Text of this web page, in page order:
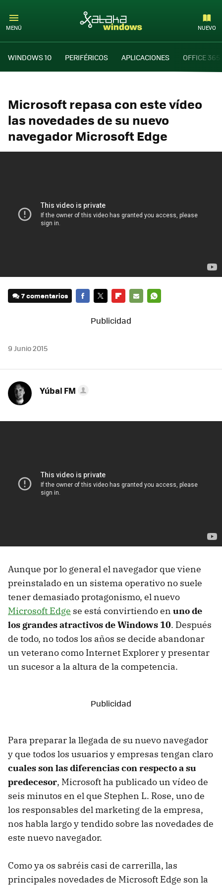
MENÚ NUEVO
WINDOWS 10 PERIFÉRICOS APLICACIONES OFFICE 365
Microsoft repasa con este vídeo
las novedades de su nuevo
navegador Microsoft Edge
7 comentarios
MAIL
9 Junio 2015
Yúbal FM
Aunque por lo general el navegador que viene
preinstalado en un sistema operativo no suele
tener demasiado protagonismo, el nuevo
Microsoft Edge se está convirtiendo en uno de
los grandes atractivos de Windows 10. Después
de todo, no todos los años se decide abandonar
un veterano como Internet Explorer y presentar
un sucesor a la altura de la competencia.
Para preparar la llegada de su nuevo navegador
y que todos los usuarios y empresas tengan claro
cuales son las diferencias con respecto a su
predecesor, Microsoft ha publicado un vídeo de
seis minutos en el que Stephen L. Rose, uno de
los responsables del marketing de la empresa,
nos habla largo y tendido sobre las novedades de
este nuevo navegador.
Como ya os sabréis casi de carrerilla, las
principales novedades de Microsoft Edge son la